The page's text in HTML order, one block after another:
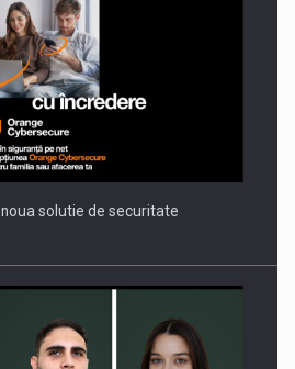
solutie de securitate